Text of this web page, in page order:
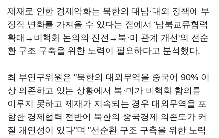
제재로 인한 경제악화는 북한의 대남·대외 정책에 부
정적 변화를 가져올 수 있다는 점에서 '남북교류협력
확대→비핵화 논의의 진전→북·미 관계 개선'의 선순
환 구조 구축을 위한 노력이 필요하다고 분석했다.
최 부연구위원은 "북한의 대외무역을 중국에 90% 이
상 의존하고 있는 상황에서 북·미가 비핵화 합의를
이루지 못하고 제재가 지속되는 경우 대외무역을 포
함한 경제협력 전반에 북한의 중국경제 의존도가 커
질 개연성이 있다"며 "선순환 구조 구축을 위한 노력